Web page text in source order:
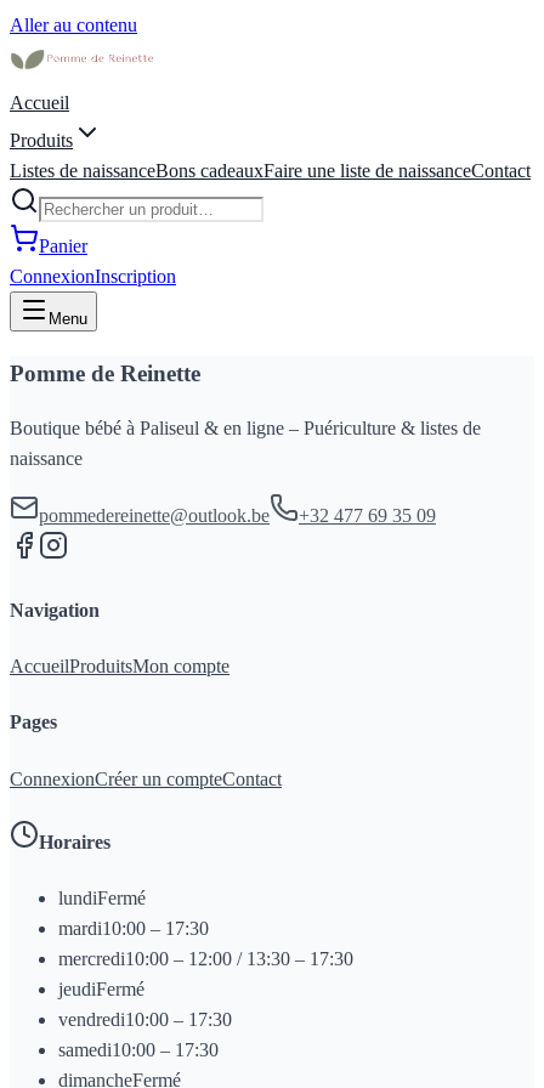
Aller au contenu
Accueil
Produits
Listes de naissanceBons cadeauxFaire une liste de naissanceContact
Panier
ConnexionInscription
Menu
Pomme de Reinette
Boutique bébé à Paliseul & en ligne – Puériculture & listes de
naissance
pommedereinette@outlook.be +32 477 69 35 09
Navigation
AccueilProduitsMon compte
Pages
ConnexionCréer un compteContact
Horaires
lundiFermé
mardi10:00 – 17:30
mercredi10:00 – 12:00 / 13:30 – 17:30
jeudiFermé
vendredi10:00 – 17:30
samedi10:00 – 17:30
dimancheFermé